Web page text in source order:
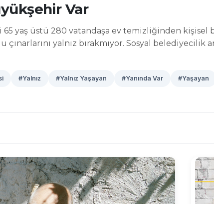
Var
yaş üstü 280 vatandaşa ev temizliğinden kişisel
yalnız bırakmıyor. Sosyal
#Yalnız #Yalnız Yaşayan #Yanında Var #Yaşayan